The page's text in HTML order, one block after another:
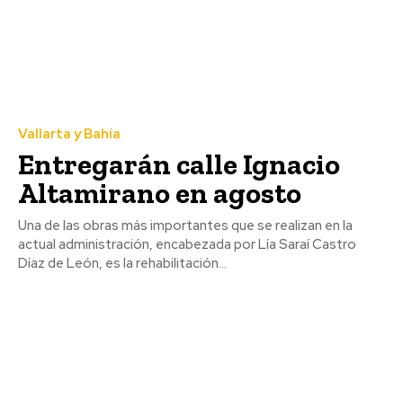
Vallarta y Bahía
Entregarán calle Ignacio
Altamirano en agosto
Una de las obras más importantes que se realizan en la
actual administración, encabezada por Lía Saraí Castro
Díaz de León, es la rehabilitación...